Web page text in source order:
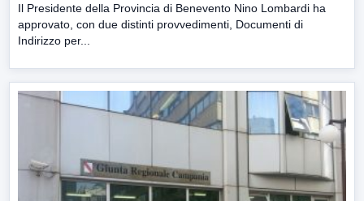
Il Presidente della Provincia di Benevento Nino Lombardi ha
approvato, con due distinti provvedimenti, Documenti di
Indirizzo per...